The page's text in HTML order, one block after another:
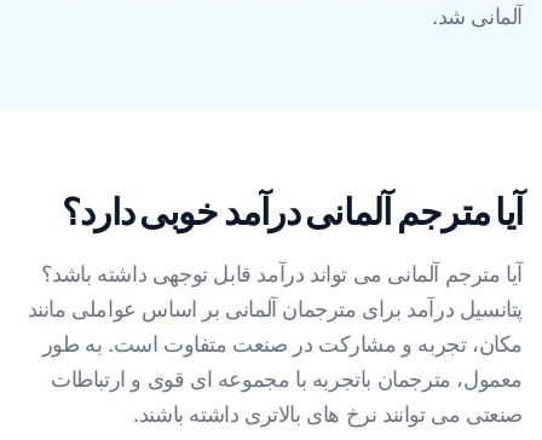
آلمانی شد.
آیا مترجم آلمانی درآمد خوبی دارد؟
آیا مترجم آلمانی می تواند درآمد قابل توجهی داشته باشد؟
پتانسیل درآمد برای مترجمان آلمانی بر اساس عواملی مانند
مکان، تجربه و مشارکت در صنعت متفاوت است. به طور
معمول، مترجمان باتجربه با مجموعه ای قوی و ارتباطات
صنعتی می توانند نرخ های بالاتری داشته باشند.